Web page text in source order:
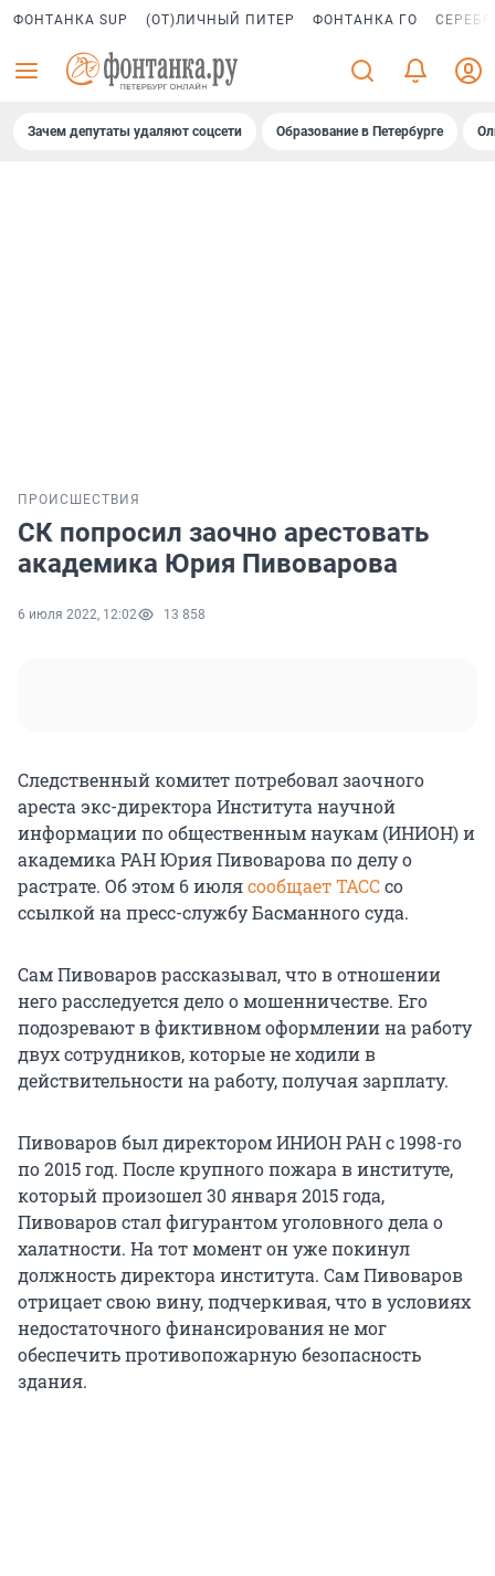
ФОНТАНКА SUP (ОТ)ЛИЧНЫЙ ПИТЕР ФОНТАНКА ГО
Зачем депутаты удаляют соцсети Образование в Петербурге
ПРОИСШЕСТВИЯ
СК попросил заочно арестовать
академика Юрия Пивоварова
6 июля 2022, 12:02 13 858
Следственный комитет потребовал заочного
ареста экс-директора Института научной
информации по общественным наукам (ИНИОН) и
академика РАН Юрия Пивоварова по делу о
растрате. Об этом 6 июлясообщает ТАССсо
ссылкой на пресс-службу Басманного суда.
Сам Пивоваров рассказывал, что в отношении
него расследуется дело о мошенничестве. Его
подозревают в фиктивном оформлении на работу
двух сотрудников, которые не ходили в
действительности на работу, получая зарплату.
Пивоваров был директором ИНИОН РАН с 1998-го
по 2015 год. После крупного пожара в институте,
который произошел 30 января 2015 года,
Пивоваров стал фигурантом уголовного дела о
халатности. На тот момент он уже покинул
должность директора института. Сам Пивоваров
отрицает свою вину, подчеркивая, что в условиях
недостаточного финансирования не мог
обеспечить противопожарную безопасность
здания.